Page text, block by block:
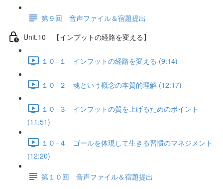
第９回 音声ファイル＆宿題提出
Unit.10 【インプットの経路を変える】
１０−１ インプットの経路を変える (9:14)
１０−２ 魂という概念の本質的理解 (12:17)
１０−３ インプットの質を上げるためのポイント
(11:51)
１０−４ ゴールを体現して生きる習慣のマネジメント
(12:20)
第１０回 音声ファイル＆宿題提出